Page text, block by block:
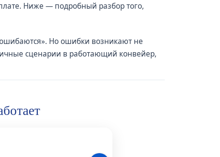
Ниже — подробный разбор того,
Но ошибки возникают не
сценарии в работающий конвейер,